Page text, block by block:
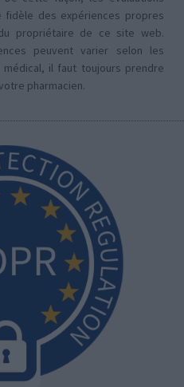
fidèle des expériences propres
propriétaire de ce site web.
peuvent varier selon les
il faut toujours prendre
pharmacien.